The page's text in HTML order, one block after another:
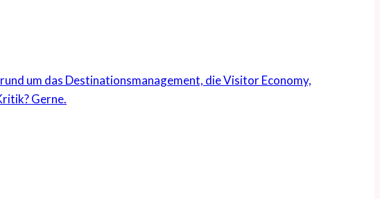
um das Destinationsmanagement, die Visitor Economy,
Gerne.